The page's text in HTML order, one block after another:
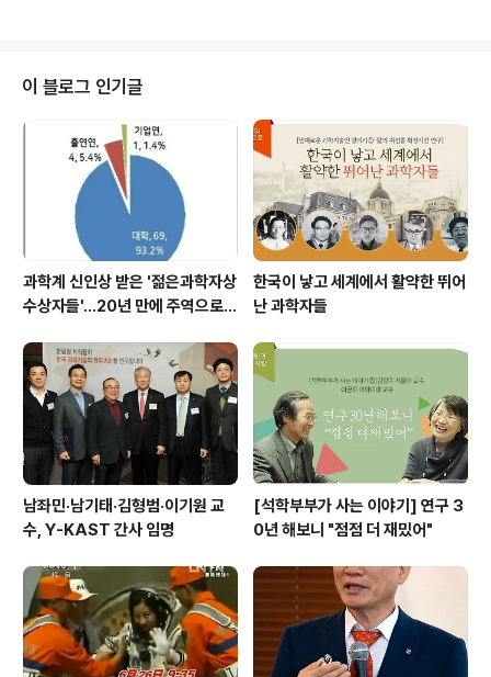
29일 오후 모교인 경남 함양군 안의고등학교를 방문하여
후배들에게 ‘행복한 내일을 위한 준비: 미래세계를 이끌 후
배들에게 하고 싶은 이야기’를 주제로 강연했다. 정길생 유
공자는 강연에서 그간의 연구 생활에 대한 회고와 더불어
▲행복한 미래를 위해서 평생을 두고 추구할 목표의 설정
▲직업 변화에 대한 대비 ▲창의력을 높이..
이 블로그 인기글
과학계 신인상 받은 '젊은과학자상
수상자들'…20년 만에 주역으로
한국이 낳고 세계에서 활약한 뛰어
난 과학자들
남좌민·남기태·김형범·이기원 교
수, Y-KAST 간사 임명
[석학부부가 사는 이야기] 연구 3
0년 해보니 "점점 더 재밌어"